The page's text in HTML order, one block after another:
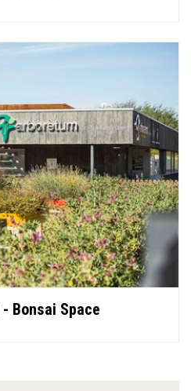
Bonsai Space